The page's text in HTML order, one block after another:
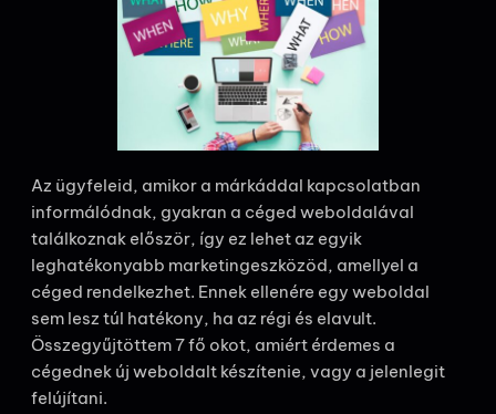
Az ügyfeleid, amikor a márkáddal kapcsolatban
informálódnak, gyakran a céged weboldalával
találkoznak először, így ez lehet az egyik
leghatékonyabb marketingeszközöd, amellyel a
céged rendelkezhet. Ennek ellenére egy weboldal
sem lesz túl hatékony, ha az régi és elavult.
Összegyűjtöttem 7 fő okot, amiért érdemes a
cégednek új weboldalt készítenie, vagy a jelenlegit
felújítani.